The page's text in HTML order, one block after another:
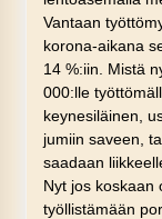
Vantaan
korona-aikana
14 %:iin. Mistä
000:lle
keynesiläinen,
jumiin saveen,
saadaan
Nyt jos koskaan
työllistämään